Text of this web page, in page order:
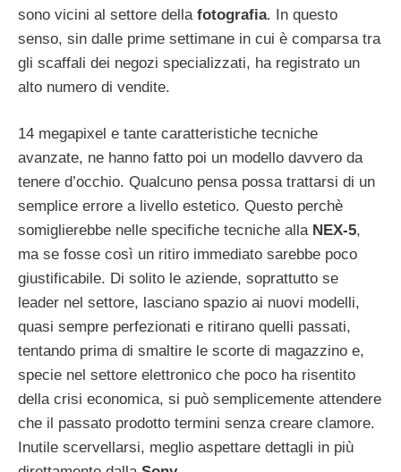
sono vicini al settore della fotografia. In questo
senso, sin dalle prime settimane in cui è comparsa tra
gli scaffali dei negozi specializzati, ha registrato un
alto numero di vendite.
14 megapixel e tante caratteristiche tecniche
avanzate, ne hanno fatto poi un modello davvero da
tenere d’occhio. Qualcuno pensa possa trattarsi di un
semplice errore a livello estetico. Questo perchè
somiglierebbe nelle specifiche tecniche alla NEX-5,
ma se fosse così un ritiro immediato sarebbe poco
giustificabile. Di solito le aziende, soprattutto se
leader nel settore, lasciano spazio ai nuovi modelli,
quasi sempre perfezionati e ritirano quelli passati,
tentando prima di smaltire le scorte di magazzino e,
specie nel settore elettronico che poco ha risentito
della crisi economica, si può semplicemente attendere
che il passato prodotto termini senza creare clamore.
Inutile scervellarsi, meglio aspettare dettagli in più